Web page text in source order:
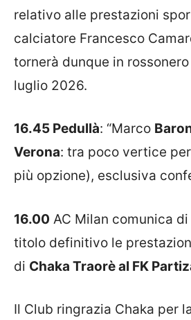
relativo alle prestazioni
calciatore Francesco
tornerà dunque in
luglio 2026.
16.45 Pedullà: “Marco
Verona: tra poco vertice
più opzione), esclusiva
16.00 AC Milan comunica
titolo definitivo le
di Chaka Traorè al FK
Il Club ringrazia Chaka per